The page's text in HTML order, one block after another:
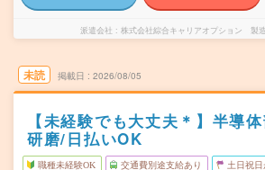
派遣会社 株式会社綜合キャリアオプション 製造
未読 掲載日 2026/08/05
【未経験でも大丈夫＊】半導
研磨/日払いOK
職種未経験OK 交通費別途支給あり 土日祝